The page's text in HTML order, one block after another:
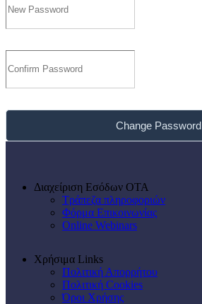
Change Password
Διαχείριση Εσόδων ΟΤΑ
Τράπεζα πληροφοριών
Φόρμα Επικοινωνίας
Online Webinars
Χρήσιμα Links
Πολιτική Απορρήτου
Πολιτική Cookies
Όροι Χρήσης